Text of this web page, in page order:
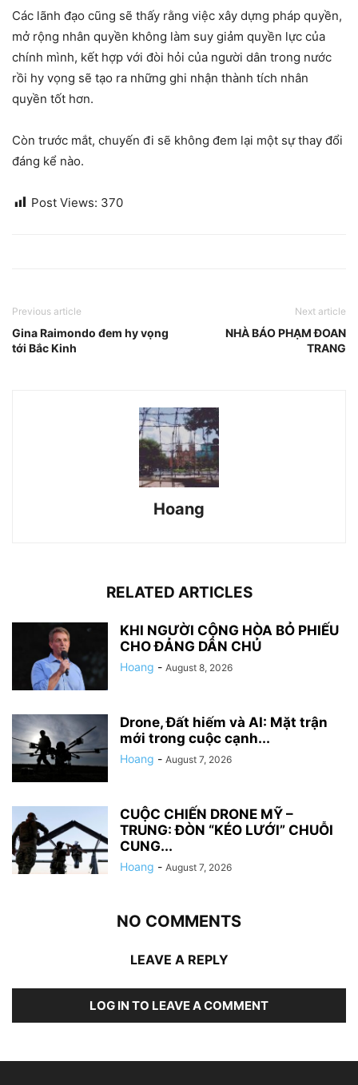
Các lãnh đạo cũng sẽ thấy rằng việc xây dựng pháp quyền,
mở rộng nhân quyền không làm suy giảm quyền lực của
chính mình, kết hợp với đòi hỏi của người dân trong nước
rồi hy vọng sẽ tạo ra những ghi nhận thành tích nhân
quyền tốt hơn.
Còn trước mắt, chuyến đi sẽ không đem lại một sự thay đổi
đáng kể nào.
Post Views: 370
Previous article
Gina Raimondo đem hy vọng
tới Bắc Kinh
Next article
NHÀ BÁO PHẠM ĐOAN
TRANG
Hoang
RELATED ARTICLES
KHI NGƯỜI CỘNG HÒA BỎ PHIẾU
CHO ĐẢNG DÂN CHỦ
Hoang - August 8, 2026
Drone, Đất hiếm và AI: Mặt trận
mới trong cuộc cạnh...
Hoang - August 7, 2026
CUỘC CHIẾN DRONE MỸ –
TRUNG: ĐÒN “KÉO LƯỚI” CHUỖI
CUNG...
Hoang - August 7, 2026
NO COMMENTS
LEAVE A REPLY
LOG IN TO LEAVE A COMMENT